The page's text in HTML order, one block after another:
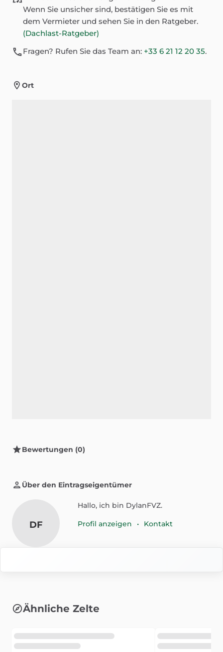
Wenn Sie unsicher sind, bestätigen Sie es mit
dem Vermieter und sehen Sie in den Ratgeber.
(Dachlast-Ratgeber)
Fragen? Rufen Sie das Team an: +33 6 21 12 20 35.
Ort
Bewertungen (0)
Über den Eintragseigentümer
DF
Hallo, ich bin DylanFVZ.
Profil anzeigen • Kontakt
Ähnliche Zelte